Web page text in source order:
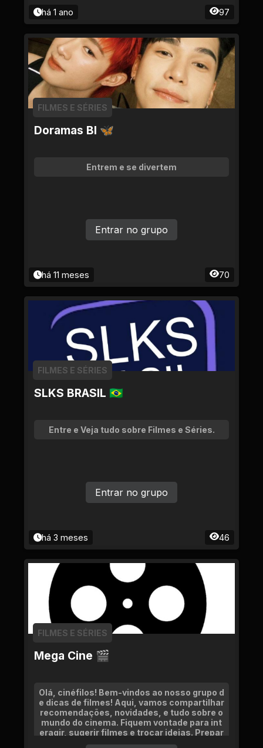
há 1 ano 97
Doramas Bl 🦋
FILMES E SÉRIES
Entrem e se divertem
há 11 meses 70
Entrar no grupo
SLKS BRASIL 🇧🇷
FILMES E SÉRIES
Entre e Veja tudo sobre Filmes e Séries.
há 3 meses 46
Entrar no grupo
Mega Cine 🎬
FILMES E SÉRIES
Olá, cinéfilos! Bem-vindos ao nosso grupo d
e dicas de filmes! Aqui, vamos compartilhar
recomendações, novidades, e tudo sobre o
mundo do cinema. Fiquem vontade para int
eragir, sugerir filmes e trocar ideias. Prepar
em a pipoca e vamos começar!